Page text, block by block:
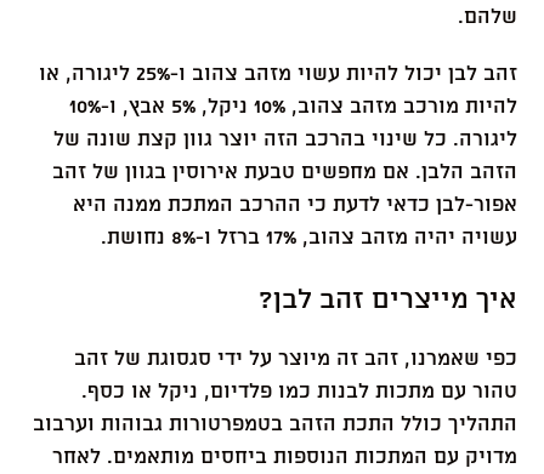
שלהם.
זהב לבן יכול להיות עשוי מזהב צהוב ו-25% ליגורה, או
להיות מורכב מזהב צהוב, 10% ניקל, 5% אבץ, ו-10%
ליגורה. כל שינוי בהרכב הזה יוצר גוון קצת שונה של
הזהב הלבן. אם מחפשים טבעת אירוסין בגוון של זהב
אפור-לבן כדאי לדעת כי ההרכב המתכת ממנה היא
עשויה יהיה מזהב צהוב, 17% ברזל ו-8% נחושת.
איך מייצרים זהב לבן?
כפי שאמרנו, זהב זה מיוצר על ידי סגסוגת של זהב
טהור עם מתכות לבנות כמו פלדיום, ניקל או כסף.
התהליך כולל התכת הזהב בטמפרטורות גבוהות וערבוב
מדויק עם המתכות הנוספות ביחסים מותאמים. לאחר